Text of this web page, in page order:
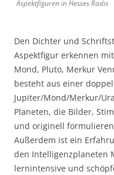
Aspektfiguren in Hesses Radix
Den Dichter und
Aspektfigur erkennen
Mond, Pluto, Merkur
besteht aus einer
Jupiter/Mond/Merkur/
Planeten, die Bilder,
und originell
Außerdem ist ein
den Intelligenzplaneten
lernintensive und